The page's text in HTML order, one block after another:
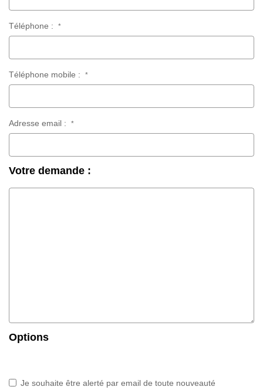
Téléphone : *
Téléphone mobile : *
Adresse email : *
Votre demande :
Options
Je souhaite être alerté par email de toute nouveauté